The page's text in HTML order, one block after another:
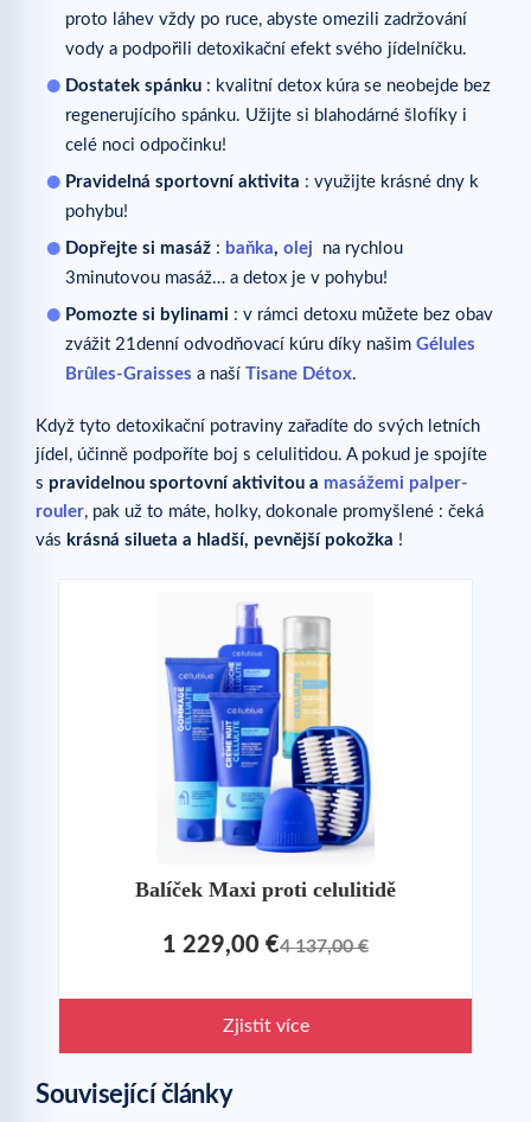
proto láhev vždy po ruce, abyste omezili zadržování
vody a podpořili detoxikační efekt svého jídelníčku.
Dostatek spánku : kvalitní detox kúra se neobejde bez
regenerujícího spánku. Užijte si blahodárné šlofíky i
celé noci odpočinku!
Pravidelná sportovní aktivita : využijte krásné dny k
pohybu!
Dopřejte si masáž : baňka, olej na rychlou
3minutovou masáž… a detox je v pohybu!
Pomozte si bylinami : v rámci detoxu můžete bez obav
zvážit 21denní odvodňovací kúru díky našim Gélules
Brûles-Graisses a naší Tisane Détox.
Když tyto detoxikační potraviny zařadíte do svých letních
jídel, účinně podpoříte boj s celulitidou. A pokud je spojíte
s pravidelnou sportovní aktivitou a masážemi palper-
rouler, pak už to máte, holky, dokonale promyšlené : čeká
vás krásná silueta a hladší, pevnější pokožka !
Balíček Maxi proti celulitidě
1 229,00 €4 137,00 €
Zjistit více
Související články